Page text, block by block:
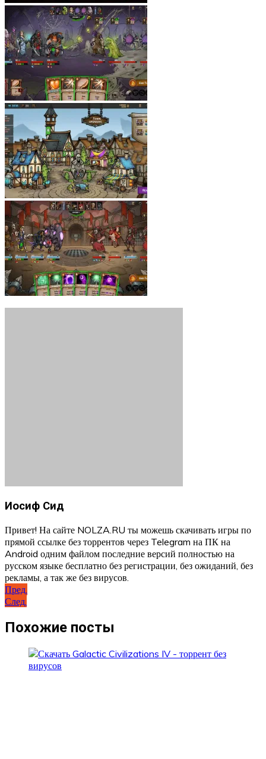
Иосиф Сид
Привет! На сайте NOLZA.RU ты можешь скачивать игры по
прямой ссылке без торрентов через Telegram на ПК на
Android одним файлом последние версий полностью на
русском языке бесплатно без регистрации, без ожиданий, без
рекламы, а так же без вирусов.
Навигация
по
записям
Пред.
След.
Похожие посты